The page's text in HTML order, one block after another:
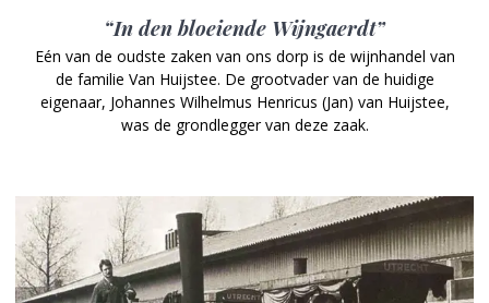
“In den bloeiende Wijngaerdt”
Eén van de oudste zaken van ons dorp is de wijnhandel van
de familie Van Huijstee. De grootvader van de huidige
eigenaar, Johannes Wilhelmus Henricus (Jan) van Huijstee,
was de grondlegger van deze zaak.